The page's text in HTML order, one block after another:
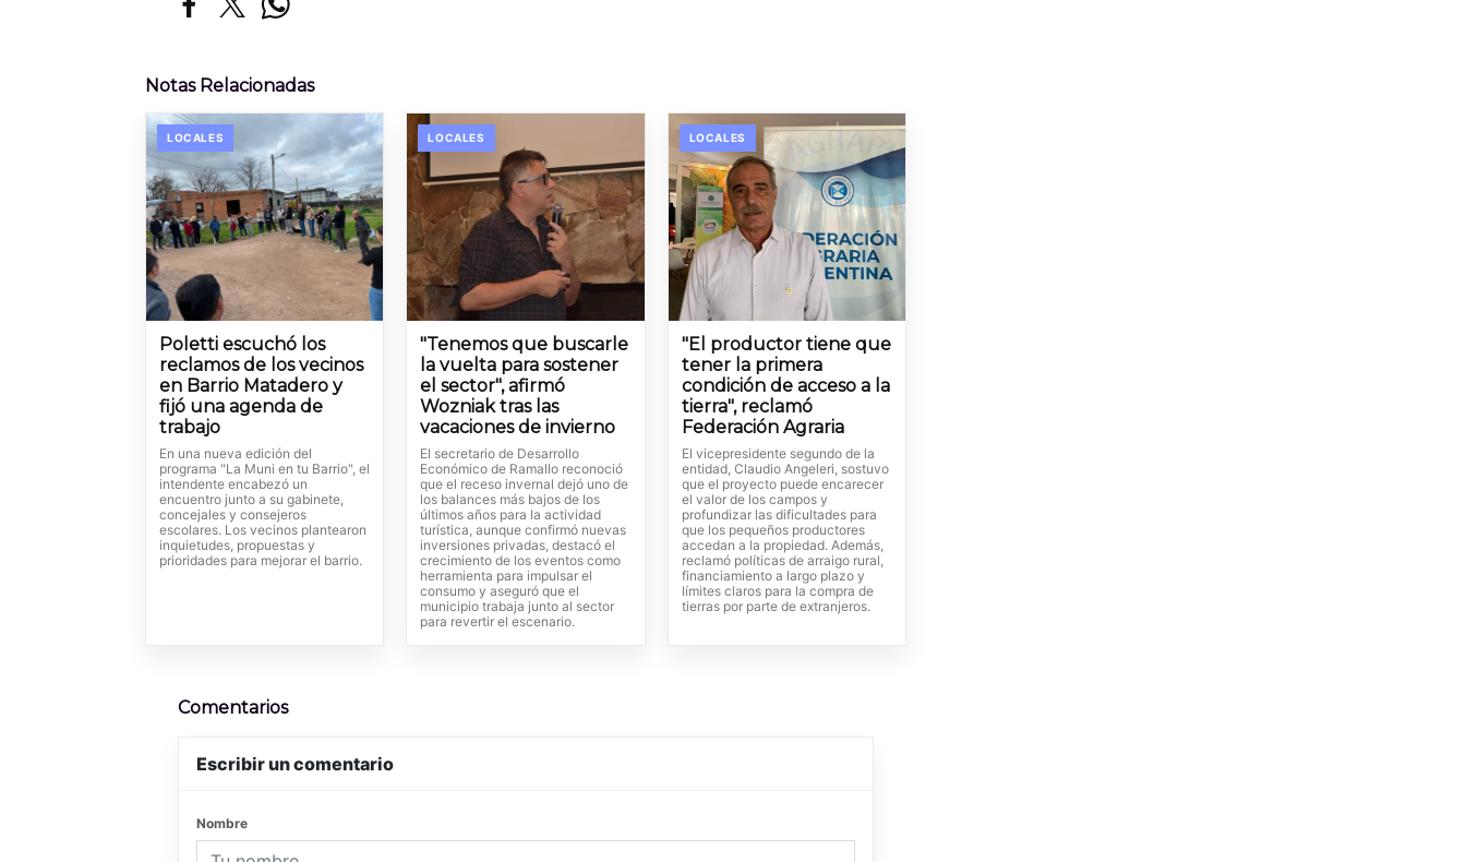
Notas Relacionadas
LOCALES
Poletti escuchó los
reclamos de los vecinos
en Barrio Matadero y
fijó una agenda de
trabajo
En una nueva edición del
programa "La Muni en tu Barrio", el
intendente encabezó un
encuentro junto a su gabinete,
concejales y consejeros
escolares. Los vecinos plantearon
inquietudes, propuestas y
prioridades para mejorar el barrio.
LOCALES
"Tenemos que buscarle
la vuelta para sostener
el sector", afirmó
Wozniak tras las
vacaciones de invierno
El secretario de Desarrollo
Económico de Ramallo reconoció
que el receso invernal dejó uno de
los balances más bajos de los
últimos años para la actividad
turística, aunque confirmó nuevas
inversiones privadas, destacó el
crecimiento de los eventos como
herramienta para impulsar el
consumo y aseguró que el
municipio trabaja junto al sector
para revertir el escenario.
LOCALES
"El productor tiene que
tener la primera
condición de acceso a la
tierra", reclamó
Federación Agraria
El vicepresidente segundo de la
entidad, Claudio Angeleri, sostuvo
que el proyecto puede encarecer
el valor de los campos y
profundizar las dificultades para
que los pequeños productores
accedan a la propiedad. Además,
reclamó políticas de arraigo rural,
financiamiento a largo plazo y
límites claros para la compra de
tierras por parte de extranjeros.
Comentarios
Escribir un comentario
Nombre